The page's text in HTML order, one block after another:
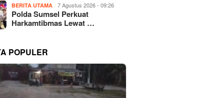
BERITA UTAMA 7 Agustus 2026 - 09:26
Polda Sumsel Perkuat
Harkamtibmas Lewat …
POPULER